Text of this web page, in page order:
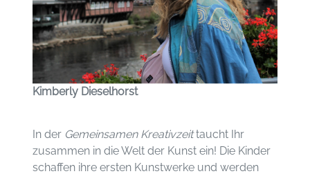
Kimberly Dieselhorst
In der Gemeinsamen Kreativzeittaucht Ihr
zusammen in die Welt der Kunst ein! Die Kinder
schaffen ihre ersten Kunstwerke und werden